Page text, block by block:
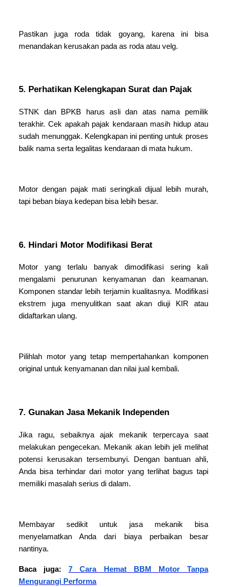
Pastikan juga roda tidak goyang, karena ini bisa
menandakan kerusakan pada as roda atau velg.
5. Perhatikan Kelengkapan Surat dan Pajak
STNK dan BPKB harus asli dan atas nama pemilik
terakhir. Cek apakah pajak kendaraan masih hidup atau
sudah menunggak. Kelengkapan ini penting untuk proses
balik nama serta legalitas kendaraan di mata hukum.
Motor dengan pajak mati seringkali dijual lebih murah,
tapi beban biaya kedepan bisa lebih besar.
6. Hindari Motor Modifikasi Berat
Motor yang terlalu banyak dimodifikasi sering kali
mengalami penurunan kenyamanan dan keamanan.
Komponen standar lebih terjamin kualitasnya. Modifikasi
ekstrem juga menyulitkan saat akan diuji KIR atau
didaftarkan ulang.
Pilihlah motor yang tetap mempertahankan komponen
original untuk kenyamanan dan nilai jual kembali.
7. Gunakan Jasa Mekanik Independen
Jika ragu, sebaiknya ajak mekanik terpercaya saat
melakukan pengecekan. Mekanik akan lebih jeli melihat
potensi kerusakan tersembunyi. Dengan bantuan ahli,
Anda bisa terhindar dari motor yang terlihat bagus tapi
memiliki masalah serius di dalam.
Membayar sedikit untuk jasa mekanik bisa
menyelamatkan Anda dari biaya perbaikan besar
nantinya.
Baca juga:7 Cara Hemat BBM Motor Tanpa
Mengurangi Performa